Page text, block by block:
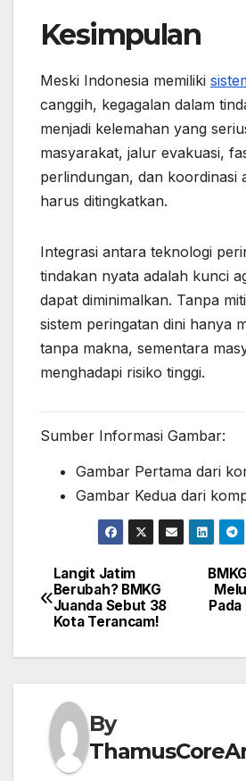
Kesimpulan
Meski Indonesia memiliki
canggih, kegagalan dalam
menjadi kelemahan yang
masyarakat, jalur evakuasi,
perlindungan, dan koordinasi
harus ditingkatkan.
Integrasi antara teknologi
tindakan nyata adalah kunci
dapat diminimalkan. Tanpa
sistem peringatan dini hanya
tanpa makna, sementara
menghadapi risiko tinggi.
Sumber Informasi Gambar:
Gambar Pertama dari
Gambar Kedua dari
Post
navigation
Langit Jatim
Berubah? BMKG
Juanda Sebut 38
Kota Terancam!
By